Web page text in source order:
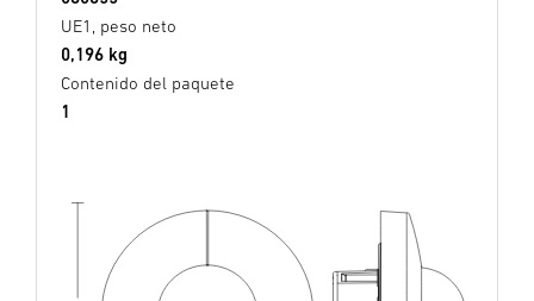
UE1, peso neto
0,196 kg
Contenido del paquete
1